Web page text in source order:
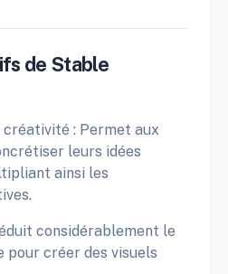
de Stable
: Permet aux
leurs idées
ainsi les
considérablement le
pour créer des visuels